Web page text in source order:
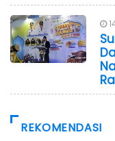
REKOMENDASI